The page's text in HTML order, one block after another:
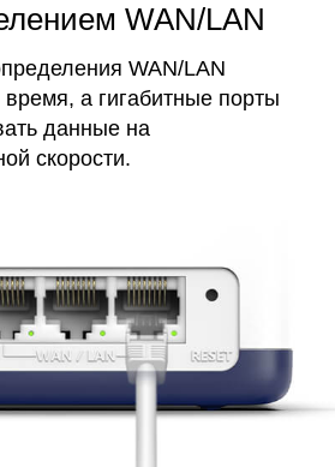
WAN/LAN
WAN/LAN
а гигабитные порты
данные на
скорости.